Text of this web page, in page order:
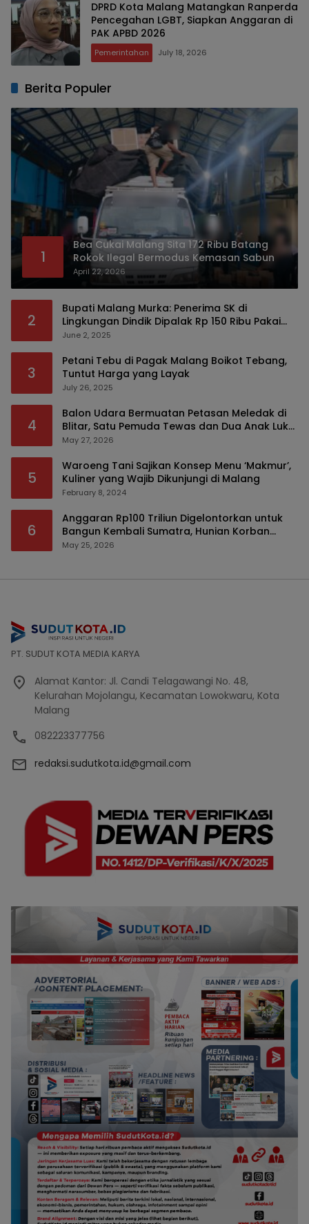
DPRD Kota Malang Matangkan Ranperda
Pencegahan LGBT, Siapkan Anggaran di
PAK APBD 2026 ‎
Pemerintahan July 18, 2026
Berita Populer
1
Bea Cukai Malang Sita 172 Ribu Batang
Rokok Ilegal Bermodus Kemasan Sabun
April 22, 2026
2
Bupati Malang Murka: Penerima SK di
Lingkungan Dindik Dipalak Rp 150 Ribu Pakai
Modus Tumpengan, KPK Turut Pantau
June 2, 2025
3
Petani Tebu di Pagak Malang Boikot Tebang,
Tuntut Harga yang Layak
July 26, 2025
4
Balon Udara Bermuatan Petasan Meledak di
Blitar, Satu Pemuda Tewas dan Dua Anak Luka
Serius
May 27, 2026
5
Waroeng Tani Sajikan Konsep Menu ‘Makmur’,
Kuliner yang Wajib Dikunjungi di Malang
February 8, 2024
6
Anggaran Rp100 Triliun Digelontorkan untuk
Bangun Kembali Sumatra, Hunian Korban
Bencana Bakal Difokuskan
May 25, 2026
PT. SUDUT KOTA MEDIA KARYA
Alamat Kantor: Jl. Candi Telagawangi No. 48,
Kelurahan Mojolangu, Kecamatan Lowokwaru, Kota
Malang
082223377756
redaksi.sudutkota.id@gmail.com